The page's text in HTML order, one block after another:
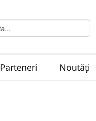
Parteneri Noutăți